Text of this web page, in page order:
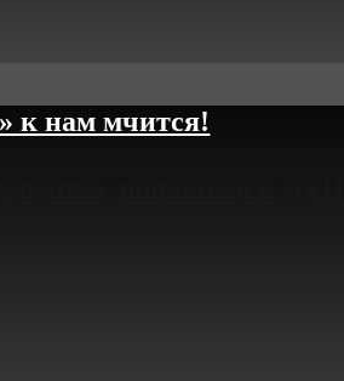
к нам мчится!
попавшая в ДТП